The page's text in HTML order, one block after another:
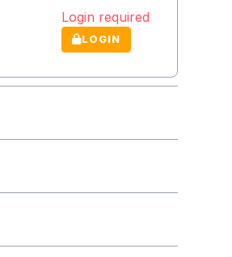
Login required
LOGIN